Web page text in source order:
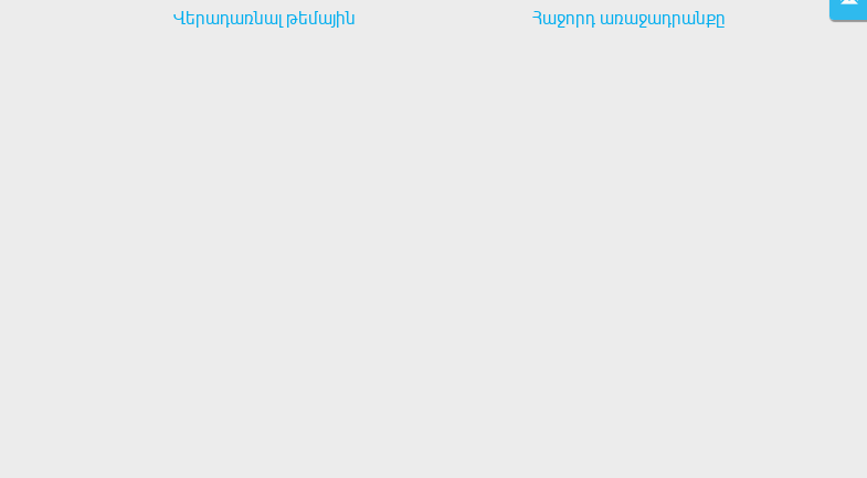
Վերադառնալ թեմային Հաջորդ առաջադրանքը